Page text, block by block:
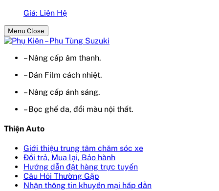
Giá: Liên Hệ
Menu Close
– Nâng cấp âm thanh.
– Dán Film cách nhiệt.
– Nâng cấp ánh sáng.
– Bọc ghế da, đổi màu nội thất.
Thiện Auto
Giới thiệu trung tâm chăm sóc xe
Đổi trả, Mua lại, Bảo hành
Hướng dẫn đặt hàng trực tuyến
Câu Hỏi Thường Gặp
Nhận thông tin khuyến mại hấp dẫn